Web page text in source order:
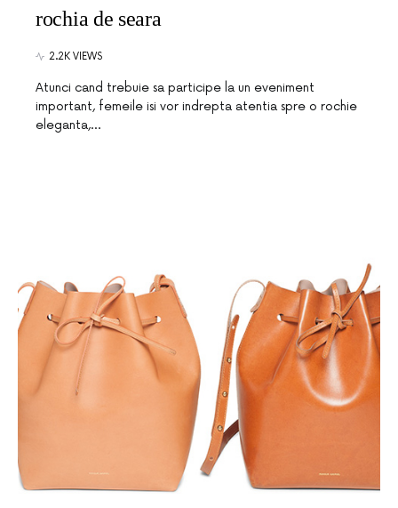
rochia de seara
2.2K VIEWS
Atunci cand trebuie sa participe la un eveniment
important, femeile isi vor indrepta atentia spre o rochie
eleganta,…